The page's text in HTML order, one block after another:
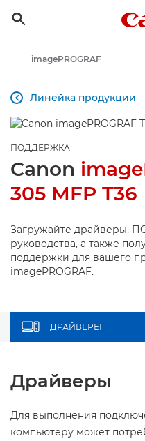

imagePROGRAF
Линейка продукции

ПОДДЕРЖКА
Canon
305 MFP T36
Загружайте драйверы,
руководства, а также
поддержки для вашего
imagePROGRAF.
ДРАЙВЕРЫ
Драйверы
Для выполнения
компьютеру может